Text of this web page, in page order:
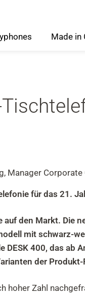
Made in
Manager
für das 21.
den Markt. Die
mit schwarz-
400, das ab
der
hoher Zahl